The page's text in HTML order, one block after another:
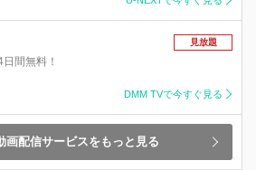
間無料！
見放題
DMM TVで今すぐ見る
画配信サービスをもっと見る